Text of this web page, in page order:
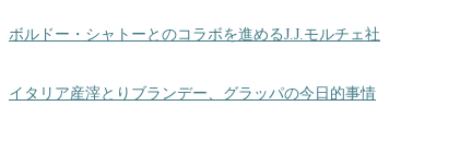
ボルドー・シャトーとのコラボを進めるJ.J.モルチェ社
イタリア産滓とりブランデー、グラッパの今日的事情